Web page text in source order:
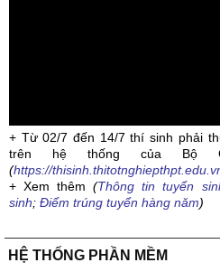
+ Từ 02/7 đến 14/7 thí sinh phải
trên hệ thống của Bộ
(https://
+ Xem thêm(Thông tin tuyển
sinh; Điểm trúng tuyển hàng năm)
HỆ THỐNG PHẦN MỀM